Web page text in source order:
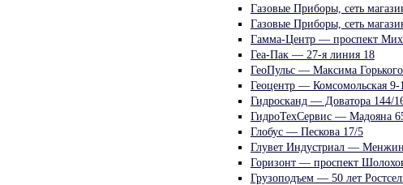
Газовые Приборы, сеть
Газовые Приборы, сеть
Гамма-Центр — проспект
Геа-Пак — 27-я линия 18
ГеоПульс — Максима
Геоцентр — Комсомольская 9-
Гидросканд — Доватора 144/
ГидроТехСервис — Мадояна
Глобус — Пескова 17/5
Глувет Индустриал —
Горизонт — проспект
Грузоподъем — 50 лет